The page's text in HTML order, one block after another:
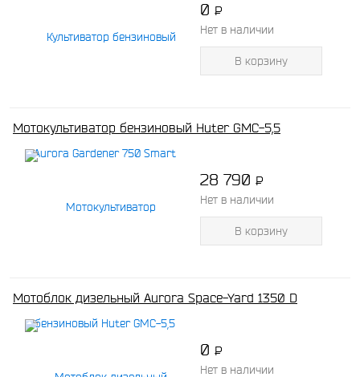
0 P
-
Нет в наличии
В корзину
Мотокультиватор бензиновый Huter GMC-5,5
28 790 P
-
Нет в наличии
В корзину
Мотоблок дизельный Aurora Space-Yard 1350 D
0 P
-
Нет в наличии